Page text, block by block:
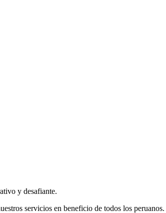
y desafiante.
servicios en beneficio de todos los peruanos.